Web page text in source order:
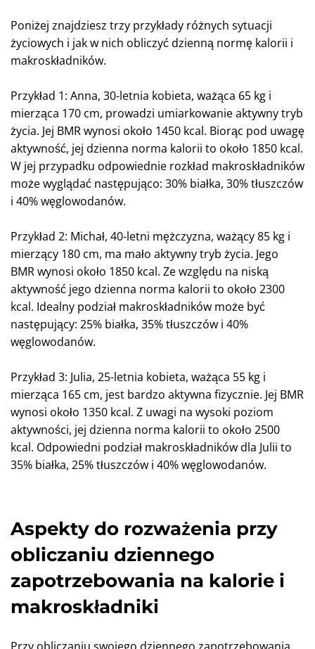
Poniżej znajdziesz trzy przykłady różnych sytuacji
życiowych i jak w nich obliczyć dzienną normę kalorii i
makroskładników.
Przykład 1: Anna, 30-letnia kobieta, ważąca 65 kg i
mierząca 170 cm, prowadzi umiarkowanie aktywny tryb
życia. Jej BMR wynosi około 1450 kcal. Biorąc pod uwagę
aktywność, jej dzienna norma kalorii to około 1850 kcal.
W jej przypadku odpowiednie rozkład makroskładników
może wyglądać następująco: 30% białka, 30% tłuszczów
i 40% węglowodanów.
Przykład 2: Michał, 40-letni mężczyzna, ważący 85 kg i
mierzący 180 cm, ma mało aktywny tryb życia. Jego
BMR wynosi około 1850 kcal. Ze względu na niską
aktywność jego dzienna norma kalorii to około 2300
kcal. Idealny podział makroskładników może być
następujący: 25% białka, 35% tłuszczów i 40%
węglowodanów.
Przykład 3: Julia, 25-letnia kobieta, ważąca 55 kg i
mierząca 165 cm, jest bardzo aktywna fizycznie. Jej BMR
wynosi około 1350 kcal. Z uwagi na wysoki poziom
aktywności, jej dzienna norma kalorii to około 2500
kcal. Odpowiedni podział makroskładników dla Julii to
35% białka, 25% tłuszczów i 40% węglowodanów.
Aspekty do rozważenia przy
obliczaniu dziennego
zapotrzebowania na kalorie i
makroskładniki